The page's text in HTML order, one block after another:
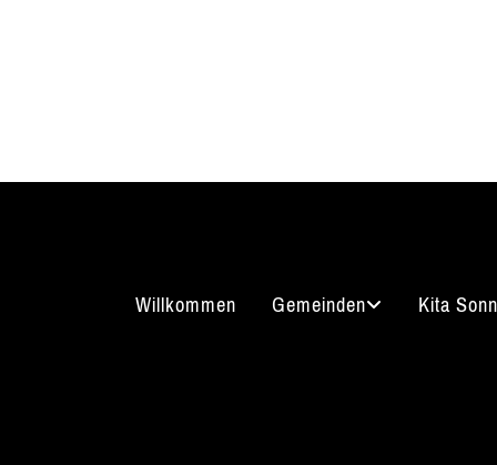
Willkommen Gemeinden Kita